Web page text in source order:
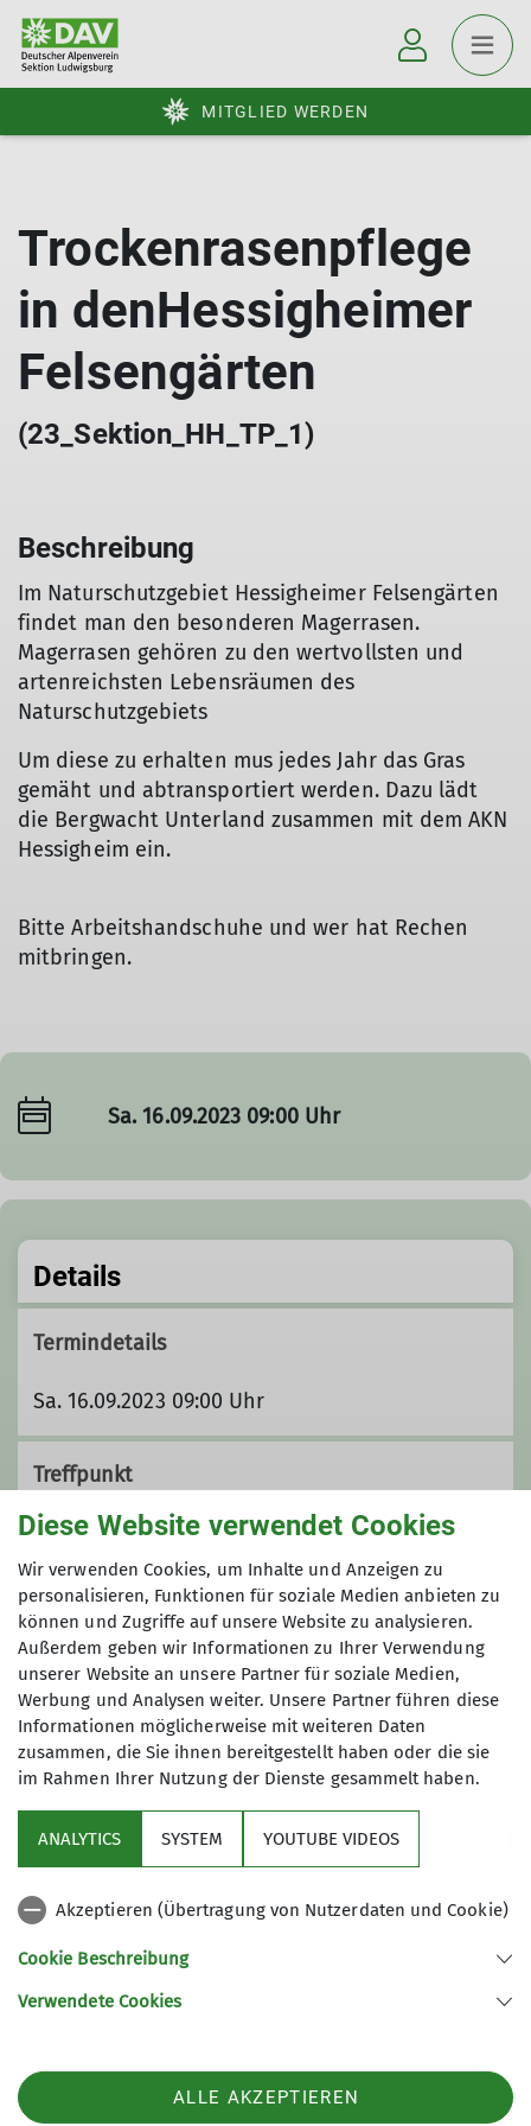
MITGLIED WERDEN
Trockenrasenpflege
in denHessigheimer
Felsengärten
(23_Sektion_HH_TP_1)
Beschreibung
Im Naturschutzgebiet Hessigheimer Felsengärten
findet man den besonderen Magerrasen.
Magerrasen gehören zu den wertvollsten und
artenreichsten Lebensräumen des
Naturschutzgebiets
Um diese zu erhalten mus jedes Jahr das Gras
gemäht und abtransportiert werden. Dazu lädt
die Bergwacht Unterland zusammen mit dem AKN
Hessigheim ein.
Bitte Arbeitshandschuhe und wer hat Rechen
mitbringen.
Sa. 16.09.2023 09:00 Uhr
Details
Termindetails
Sa. 16.09.2023 09:00 Uhr
Treffpunkt
Bergwachthütte oberhalb der Felsengärten
Anreisehinweis
Bitte am Wanderparkplatz parken und den
Rest zu Fuss hinlaufen.
Sektion
Kontakt
71638 Ludwigsburg
Telefon +497141927893
Diese Website verwendet Cookies
Wir verwenden Cookies, um Inhalte und Anzeigen zu
personalisieren, Funktionen für soziale Medien anbieten zu
können und Zugriffe auf unsere Website zu analysieren.
Außerdem geben wir Informationen zu Ihrer Verwendung
unserer Website an unsere Partner für soziale Medien,
Werbung und Analysen weiter. Unsere Partner führen diese
Informationen möglicherweise mit weiteren Daten
zusammen, die Sie ihnen bereitgestellt haben oder die sie
im Rahmen Ihrer Nutzung der Dienste gesammelt haben.
ANALYTICS SYSTEM YOUTUBE VIDEOS
Akzeptieren (Übertragung von Nutzerdaten und Cookie)
Cookie Beschreibung
Verwendete Cookies
ALLE AKZEPTIEREN